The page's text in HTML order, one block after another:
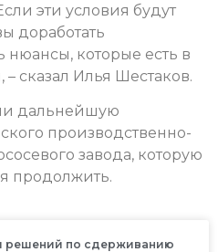
эти условия будут
доработать
нюансы, которые есть в
– сказал Илья Шестаков.
дальнейшую
производственно-
завода, которую
продолжить.
решений по сдерживанию